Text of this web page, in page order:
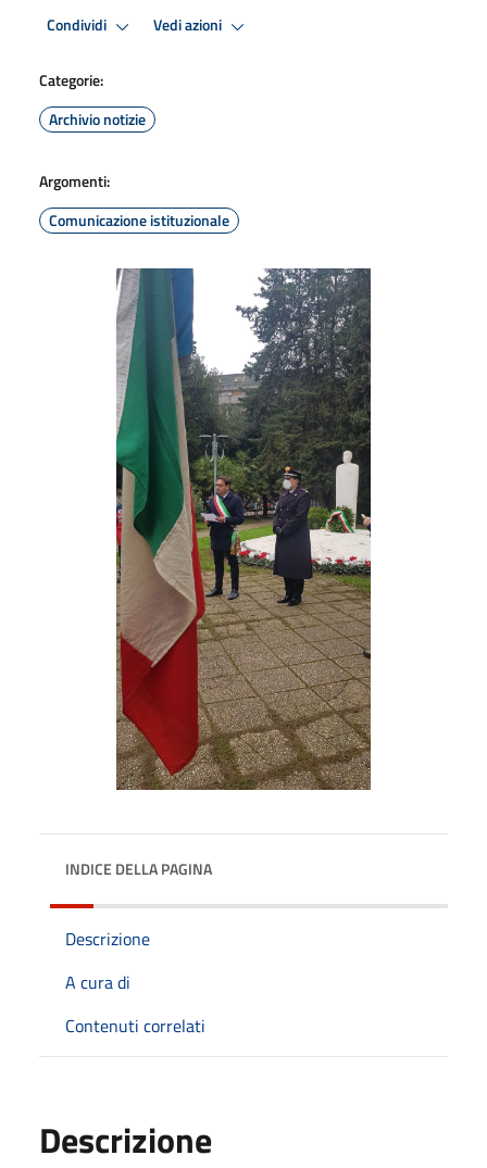
Condividi Vedi azioni
Categorie:
Archivio notizie
Argomenti:
Comunicazione istituzionale
INDICE DELLA PAGINA
Descrizione
A cura di
Contenuti correlati
Descrizione